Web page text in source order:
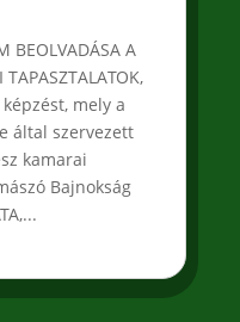
BEOLVADÁSA A
TAPASZTALATOK,
képzést, mely a
által szervezett
kamarai
Bajnokság